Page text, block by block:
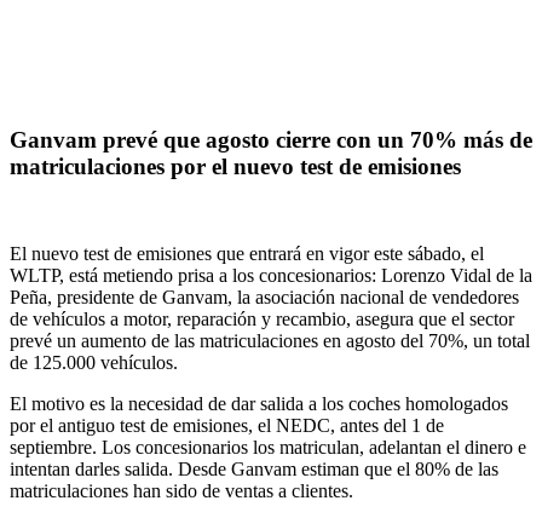
Ganvam prevé que agosto cierre con un 70% más de
matriculaciones por el nuevo test de emisiones
El nuevo test de emisiones que entrará en vigor este sábado, el
WLTP, está metiendo prisa a los concesionarios: Lorenzo Vidal de la
Peña, presidente de Ganvam, la asociación nacional de vendedores
de vehículos a motor, reparación y recambio, asegura que el sector
prevé un aumento de las matriculaciones en agosto del 70%, un total
de 125.000 vehículos.
El motivo es la necesidad de dar salida a los coches homologados
por el antiguo test de emisiones, el NEDC, antes del 1 de
septiembre. Los concesionarios los matriculan, adelantan el dinero e
intentan darles salida. Desde Ganvam estiman que el 80% de las
matriculaciones han sido de ventas a clientes.